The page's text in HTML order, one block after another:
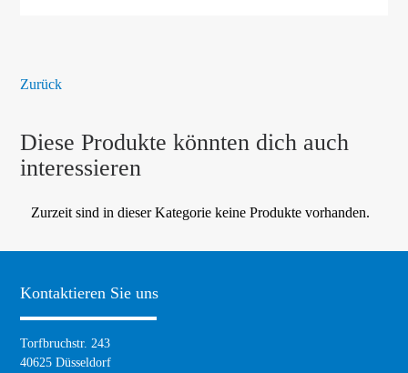
Zurück
Diese Produkte könnten dich auch
interessieren
Zurzeit sind in dieser Kategorie keine Produkte vorhanden.
Kontaktieren Sie uns
Torfbruchstr. 243
40625 Düsseldorf